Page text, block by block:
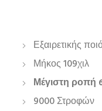
Εξαιρετικής
Μήκος 109χιλ
Μέγιστη ροπή
9000 Στροφών